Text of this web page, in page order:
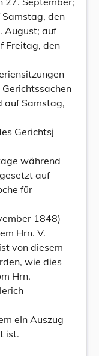
den
August; auf
Freitag, den
auf Samstag,
Gerichtsj
während
auf
für
1848)
Hrn. V.
von diesem
wie dies
Hrn.
eIn Auszug
ist.